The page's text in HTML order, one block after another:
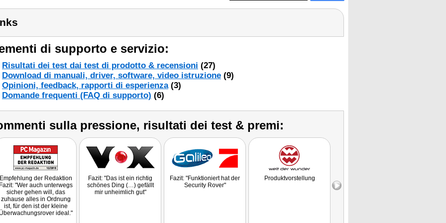
di supporto e servizio:
Risultati dei test dai test di prodotto & recensioni (27)
Download di manuali, driver, software, video istruzione (9)
Opinioni, feedback, rapporti di esperienza(3)
Domande frequenti (FAQ di supporto) (6)
sulla pressione, risultati dei test & premi:
der Redaktion
"Wer auch unterwegs
sicher gehen will, das
zuhause alles in Ordnung
ist, für den ist der kleine
ideal."
Fazit: "Das ist ein richtig
schönes Ding (…) gefällt
mir unheimlich gut"
Fazit: "Funktioniert hat der
Security Rover"
Produktvorstellung